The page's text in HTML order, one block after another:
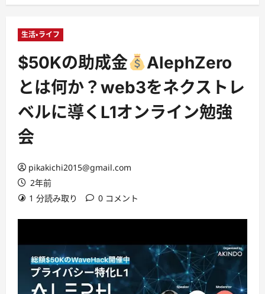
ー
生活・ライフ
$50Kの助成金
AlephZero
とは何か？web3をネクストレ
ベルに導くL1オンライン勉強
会
pikakichi2015@gmail.com
2年前
1 分読み取り
0 コメント